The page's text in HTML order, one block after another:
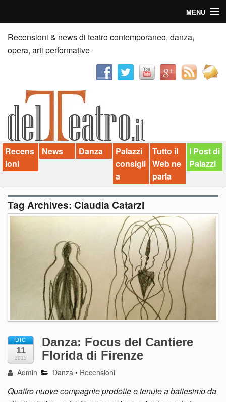
MENU
Home
Recensioni
News
Palazzi consiglia
Video
Chi siamo
Contatti
dT in English
Recensioni & news di teatro contemporaneo, danza,
opera, arti performative
Recens
ioni
News Danza
Palazzi
consigli
a
Tutto il
Web ne
parla
I Post di
Palazzi
Tag Archives: Claudia Catarzi
DIC
11
2013
Danza: Focus del Cantiere
Florida di Firenze
Admin Danza • Recensioni
Quattro nuove compagnie prodotte e tenute a battesimo da